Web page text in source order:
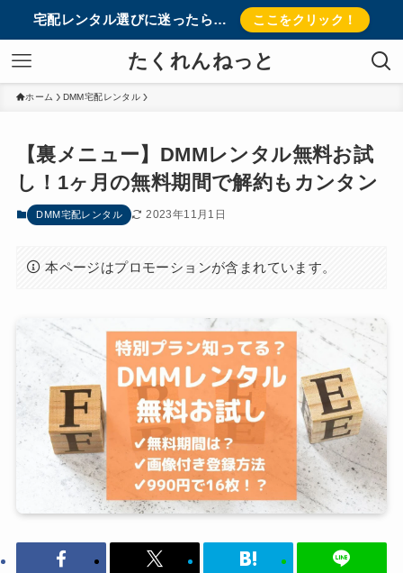
宅配レンタル選びに迷ったら… ここをクリック！
たくれんねっと
ホーム DMM宅配レンタル
【裏メニュー】DMMレンタル無料お試
し！1ヶ月の無料期間で解約もカンタン
DMM宅配レンタル 2023年11月1日
本ページはプロモーションが含まれています。